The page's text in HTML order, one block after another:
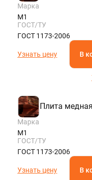
Марка
М1
ГОСТ/ТУ
ГОСТ 1173-2006
Узнать цену В
Плита
Марка
М1
ГОСТ/ТУ
ГОСТ 1173-2006
Узнать цену В